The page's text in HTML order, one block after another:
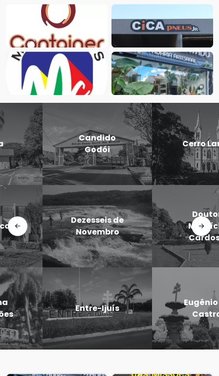
Candido
Godói
Cerro Largo
Dezesseis de
Novembro
Doutor
Maurício
Cardoso
Entre-Ijuís
Eugênio de
Castro